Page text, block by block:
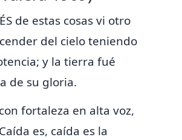
de estas cosas vi otro
del cielo teniendo
y la tierra fué
de su gloria.
fortaleza en alta voz,
Caída es, caída es la